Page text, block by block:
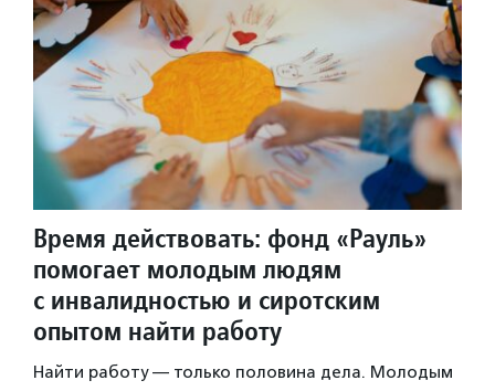
Время действовать: фонд «Рауль»
помогает молодым людям
с инвалидностью и сиротским
опытом найти работу
Найти работу — только половина дела. Молодым